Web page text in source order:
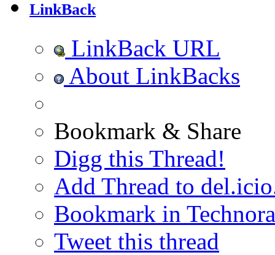
LinkBack
LinkBack URL
About LinkBacks
Bookmark & Share
Digg this Thread!
Add Thread to
Bookmark in
Tweet this thread